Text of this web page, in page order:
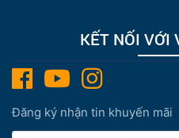
KẾT NỐI VỚI
Đăng ký nhận tin khuyến mãi